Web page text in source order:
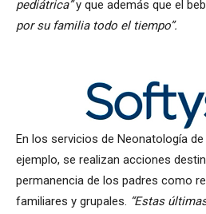
pediátrica”y que además que el
por su familia todo el tiempo”.
En los servicios de Neonatología
ejemplo, se realizan acciones
permanencia de los padres como
familiares y grupales. “Estas